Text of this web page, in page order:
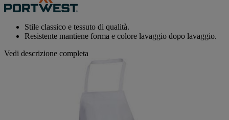
Stesso
pagina.
Stile classico e tessuto di qualità.
Resistente mantiene forma e colore lavaggio dopo lavaggio.
Vedi descrizione completa